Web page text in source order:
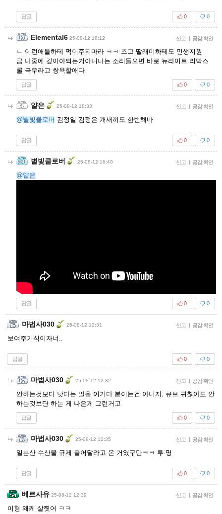
답글 0
0
Elemental6 25-08-12 18:12 신고 | 공감 확인
ㄴ 이런애들하테 먹이주지마라 ㅋㅋ 즈그 딸래미하테도 민생지원
금 나중에 갚아야되는거아니냐는 소리들으면 바로 뉴라이트 리박스
쿨 극우라고 쌍욕할애다
답글 0
0
얕은 25-08-12 18:33 신고 | 공감 확인
@별빛클로버 김정일 김정은 개새끼도 한번해바
답글 0
0
별빛클로버 25-08-12 18:40 신고 | 공감 확인
@얕은
답글 0
0
마법사030 25-08-12 12:31 신고 | 공감 확인
보여주기식이자너..
답글 0
0
마법사030 25-08-12 12:32 신고 | 공감 확인
안하는것보다 낫다는 말을 여기다 붙이는건 아니지; 큐브 귀찮아도 안
하는것보단 하는 게 나은게 그런거고
답글 0
0
마법사030 25-08-12 12:35 신고 | 공감 확인
일본산 수산물 규제 풀어달라고 온 거였구만ㅋㅋ 투-명
답글 0
0
베르사유 25-08-12 12:39 신고 | 공감 확인
이형 왜케 살쪗어 ㅋㅋ